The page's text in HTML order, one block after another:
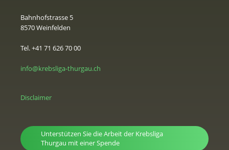
Bahnhofstrasse 5
8570 Weinfelden
Tel. +41 71 626 70 00
info@krebsliga-thurgau.ch
Disclaimer
Unterstützen Sie die Arbeit der Krebsliga
Thurgau mit einer Spende